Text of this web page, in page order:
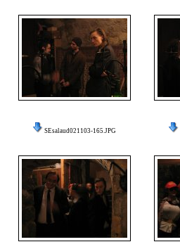
SEsalaud021103-165.JPG